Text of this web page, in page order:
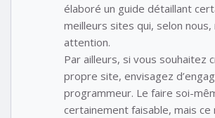
élaboré un guide détaillant
meilleurs sites qui, selon
attention.
Par ailleurs, si vous souhaitez
propre site, envisagez
programmeur. Le faire soi-
certainement faisable, mais ce